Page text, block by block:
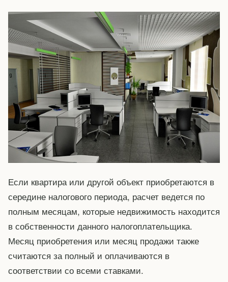
Если квартира или другой объект приобретаются в
середине налогового периода, расчет ведется по
полным месяцам, которые недвижимость находится
в собственности данного налогоплательщика.
Месяц приобретения или месяц продажи также
считаются за полный и оплачиваются в
соответствии со всеми ставками.